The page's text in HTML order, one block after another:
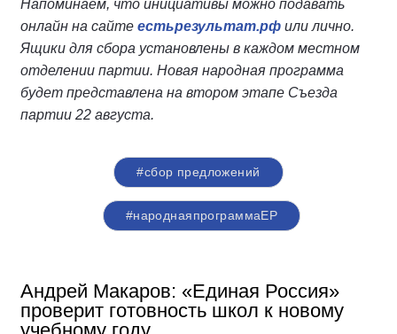
Напоминаем, что инициативы можно подавать
онлайн на сайте естьрезультат.рф или лично.
Ящики для сбора установлены в каждом местном
отделении партии. Новая народная программа
будет представлена на втором этапе Съезда
партии 22 августа.
#сбор предложений
#народнаяпрограммаЕР
Андрей Макаров: «Единая Россия»
проверит готовность школ к новому